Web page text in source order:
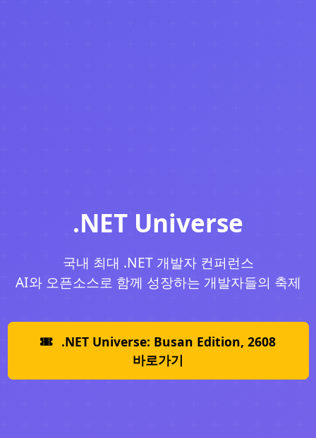
.NET Universe
국내 최대 .NET 개발자 컨퍼런스
AI와 오픈소스로 함께 성장하는 개발자들의 축제
.NET Universe: Busan Edition, 2608
바로가기